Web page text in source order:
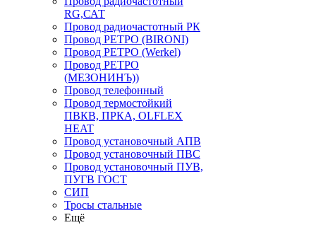
RG,САТ
Провод радиочастотный РК
Провод РЕТРО (BIRONI)
Провод РЕТРО (Werkel)
Провод РЕТРО
(МЕЗОНИНЪ))
Провод телефонный
Провод термостойкий
ПВКВ, ПРКА, OLFLEX
HEAT
Провод установочный АПВ
Провод установочный ПВС
Провод установочный ПУВ,
ПУГВ ГОСТ
СИП
Тросы стальные
Ещё